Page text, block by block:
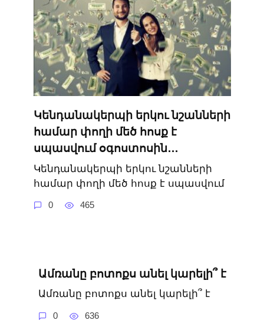
Կենդանակերպի երկու նշանների
համար փողի մեծ հոսք է
սպասվում օգոստոսին․․․
Կենդանակերպի երկու նշանների
համար փողի մեծ հոսք է սպասվում
0 465
Ամռանը բոտոքս անել կարելի՞ է
Ամռանը բոտոքս անել կարելի՞ է
0 636